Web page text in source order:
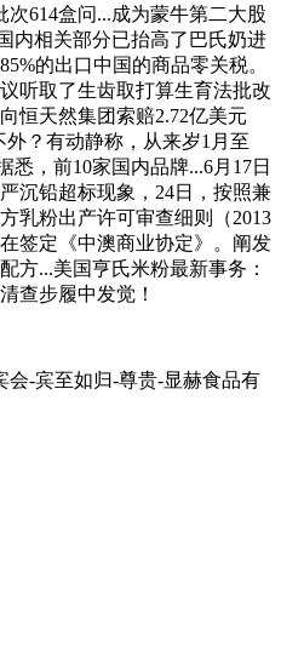
614盒问...成为蒙牛第二大股
内相关部分已抬高了巴氏奶进
的出口中国的商品零关税。
听取了生齿取打算生育法批改
恒天然集团索赔2.72亿美元
？有动静称，从来岁1月至
悉，前10家国内品牌...6月17日
沉铅超标现象，24日，按照兼
乳粉出产许可审查细则（2013
签定《中澳商业协定》。阐发
方...美国亨氏米粉最新事务：
查步履中发觉！
会-宾至如归-尊贵-显赫食品有